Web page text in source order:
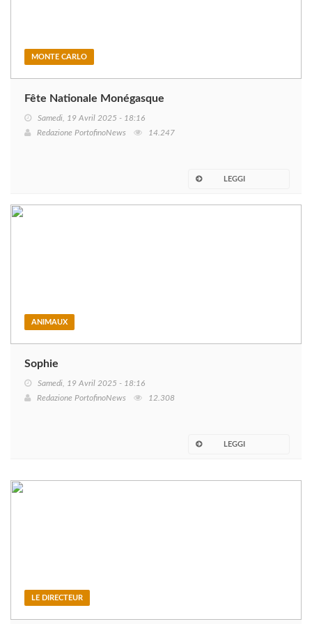
MONTE CARLO
Fête Nationale Monégasque
Samedi, 19 Avril 2025 - 18:16
Redazione PortofinoNews
14.247
LEGGI
ANIMAUX
Sophie
Samedi, 19 Avril 2025 - 18:16
Redazione PortofinoNews
12.308
LEGGI
LE DIRECTEUR